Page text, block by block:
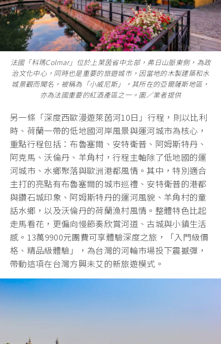
法國「科瑪Colmar」位於上萊茵省中北部，弗日山脈東側，為政
治文化中心，同時也是重要的旅遊城市，因當地的木製建築和水
城景觀而聞名，被稱為「小威尼斯」，其所在的亞爾薩斯地區，
亦為法國重要的紅酒產區之一。圖／業者提供
另一條「深度西歐漫遊萊茵河10日」行程，則以比利
時、荷蘭一帶的低地國河岸風景與運河城市為核心，
重點行程包括：布魯塞爾、安特衛普、阿姆斯特丹、
阿克馬、沃倫丹、羊角村，行程主軸除了低地國的運
河城市、水鄉聚落與歐洲港都風情。其中，特別適合
主打的亮點有布魯塞爾的城市巡禮、安特衛普的港都
與鑽石城印象、阿姆斯特丹的運河風貌、羊角村的童
話水鄉，以及沃倫丹的荷蘭漁村風情。整體特色比起
走馬看花，更偏向慢節奏欣賞河道、古城與小鎮生活
感。13萬9900元團費可享體驗深度之旅，「入門級價
格、精品級體驗」，為台灣的河輪市場投下震撼彈，
帶動這項在台灣方興未艾的新旅遊模式。